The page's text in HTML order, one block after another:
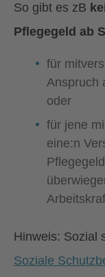
So gibt es zB
Pflegegeld ab
für
Anspruch
oder
für jene
eine:n
Hinweis: Sozial
Soziale